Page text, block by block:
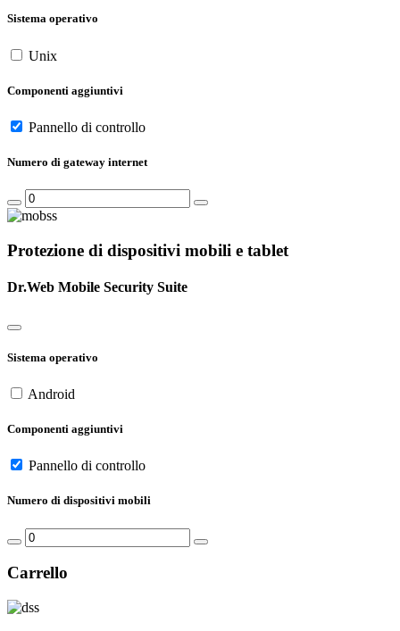
Sistema operativo
Unix
Componenti aggiuntivi
Pannello di controllo
Numero di gateway internet
Protezione di dispositivi mobili e tablet
Dr.Web Mobile Security Suite
Sistema operativo
Android
Componenti aggiuntivi
Pannello di controllo
Numero di dispositivi mobili
Carrello